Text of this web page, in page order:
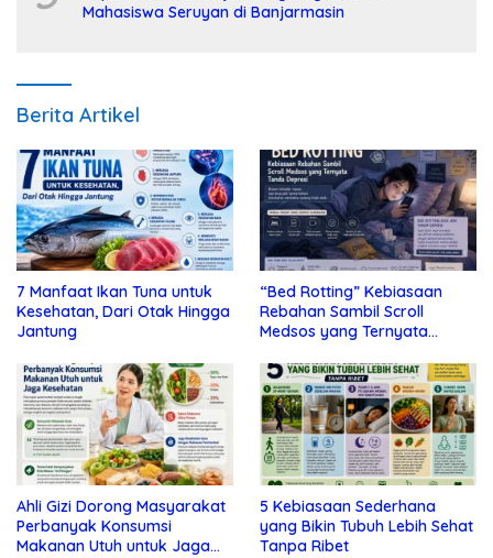
Mahasiswa Seruyan di Banjarmasin
Berita Artikel
7 Manfaat Ikan Tuna untuk
Kesehatan, Dari Otak Hingga
Jantung
“Bed Rotting” Kebiasaan
Rebahan Sambil Scroll
Medsos yang Ternyata
Ahli Gizi Dorong Masyarakat
Perbanyak Konsumsi
Makanan Utuh untuk Jaga
5 Kebiasaan Sederhana
yang Bikin Tubuh Lebih Sehat
Tanpa Ribet